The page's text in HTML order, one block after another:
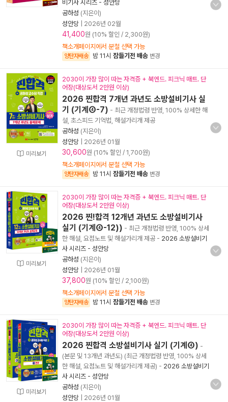
비기사 시리즈 - 성안당
공하성 (지은이)
성안당
2026년 02월
41,400원 (10% 할인 / 2,300원)
책소개페이지에서 분철 선택 가능
양탄자배송 밤 11시 잠들기전 배송 변경
미리보기
2030이 가장 많이 따는 자격증 + 북엔드. 피크닉 매트. 단
어장(대상도서 2만원 이상)
2026 찐합격 7개년 과년도 소방설비기사 실
기 (기계④-7) - 최근 개정법령 반영, 100% 상세한 해
설, 초스피드 기억법, 해설가리개 제공
공하성 (지은이)
성안당
2026년 01월
30,600원 (10% 할인 / 1,700원)
책소개페이지에서 분철 선택 가능
양탄자배송 밤 11시 잠들기전 배송 변경
미리보기
2030이 가장 많이 따는 자격증 + 북엔드. 피크닉 매트. 단
어장(대상도서 2만원 이상)
2026 찐!합격 12개년 과년도 소방설비기사
실기 (기계④-12)) - 최근 개정법령 반영, 100% 상세
한 해설, 요점노트 및 해설가리개 제공 - 2026 소방설비기
사 시리즈 - 성안당
공하성 (지은이)
성안당
2026년 01월
37,800원 (10% 할인 / 2,100원)
책소개페이지에서 분철 선택 가능
양탄자배송 밤 11시 잠들기전 배송 변경
미리보기
2030이 가장 많이 따는 자격증 + 북엔드. 피크닉 매트. 단
어장(대상도서 2만원 이상)
2026 찐합격 소방설비기사 실기 (기계④) -
(본문 및 13개년 과년도) (최근 개정법령 반영, 100% 상세
한 해설, 요점노트 및 해설가리개 제공) - 2026 소방설비기
사 시리즈 - 성안당
공하성 (지은이)
성안당
2026년 01월